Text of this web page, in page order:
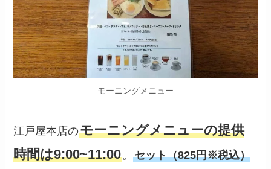
モーニングメニュー
江戸屋本店のモーニングメニューの提供
時間は9:00~11:00。セット（825円※税込）